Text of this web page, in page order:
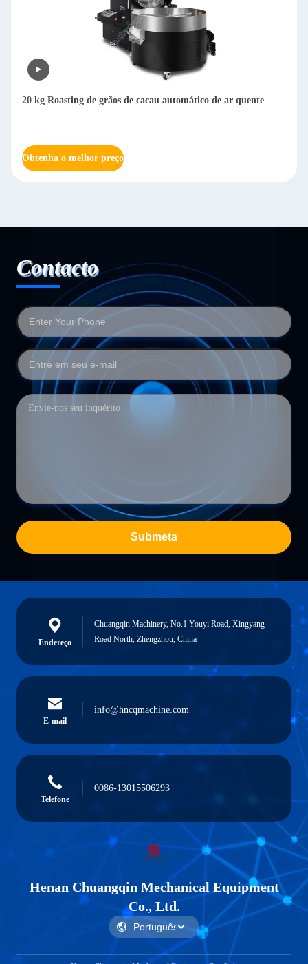
de ar quente
Máquina de descascar grãos de café seco
Contacto
Submeta
Endereço
Chuangqin Machinery, No.1 Youyi Road, Xingyang
Road North, Zhengzhou, China
E-mail
info@hncqmachine.com
Telefone
0086-13015506293
Henan Chuangqin Mechanical Equipment
Co., Ltd.